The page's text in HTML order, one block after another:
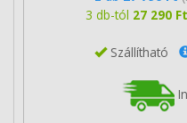
3 db-tól 27 290 Ft
Szállítható